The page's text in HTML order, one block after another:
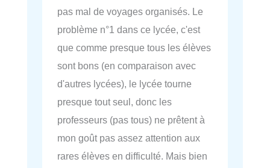
pas mal de voyages organisés. Le
problème n°1 dans ce lycée, c'est
que comme presque tous les élèves
sont bons (en comparaison avec
d'autres lycées), le lycée tourne
presque tout seul, donc les
professeurs (pas tous) ne prêtent à
mon goût pas assez attention aux
rares élèves en difficulté. Mais bien